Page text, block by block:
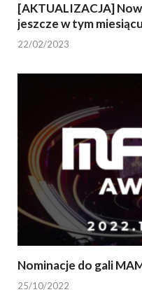
[AKTUALIZACJA]
jeszcze w tym miesiącu
22/02/2023
Nominacje do gali
25/10/2022